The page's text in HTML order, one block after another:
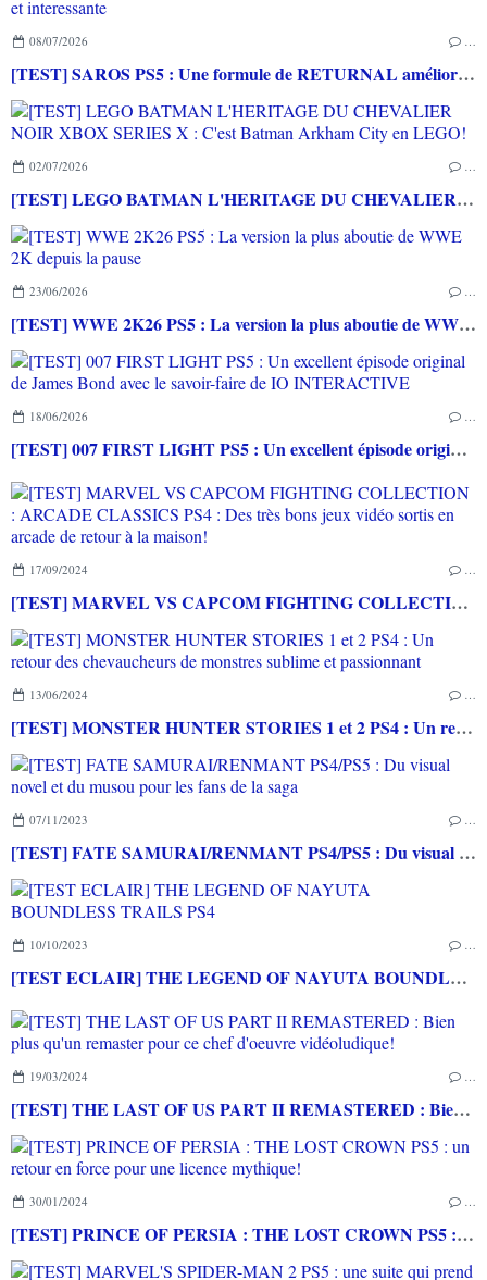
08/07/2026 …
[TEST] SAROS PS5 : Une formule de RETURNAL améliorée et interessante
02/07/2026 …
[TEST] LEGO BATMAN L'HERITAGE DU CHEVALIER NOIR XBOX SERIES X : C'est Batman Arkham City en LEGO!
23/06/2026 …
[TEST] WWE 2K26 PS5 : La version la plus aboutie de WWE 2K depuis la pause
18/06/2026 …
[TEST] 007 FIRST LIGHT PS5 : Un excellent épisode original de James Bond avec le savoir-faire de IO INTERACTIVE
17/09/2024 …
[TEST] MARVEL VS CAPCOM FIGHTING COLLECTION : ARCADE CLASSICS PS4 : Des très bons jeux vidéo sortis en arcade de retour à la maison!
13/06/2024 …
[TEST] MONSTER HUNTER STORIES 1 et 2 PS4 : Un retour des chevaucheurs de monstres sublime et passionnant
07/11/2023 …
[TEST] FATE SAMURAI/RENMANT PS4/PS5 : Du visual novel et du musou pour les fans de la saga
10/10/2023 …
[TEST ECLAIR] THE LEGEND OF NAYUTA BOUNDLESS TRAILS PS4
19/03/2024 …
[TEST] THE LAST OF US PART II REMASTERED : Bien plus qu'un remaster pour ce chef d'oeuvre vidéoludique!
30/01/2024 …
[TEST] PRINCE OF PERSIA : THE LOST CROWN PS5 : un retour en force pour une licence mythique!